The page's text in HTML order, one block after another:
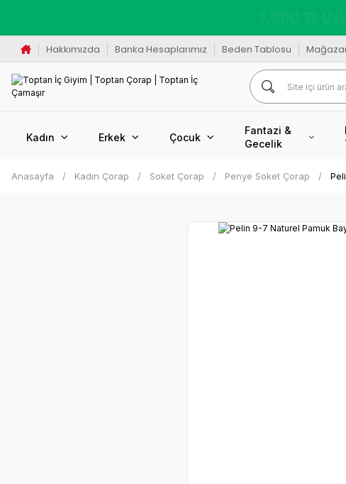
Hakkımızda Banka Hesaplarımız Beden Tablosu
Kadın Erkek Çocuk
Fantazi &
Gecelik
Anasayfa Kadın Çorap Soket Çorap Penye Soket Çorap